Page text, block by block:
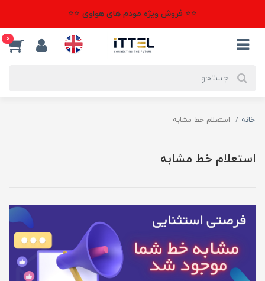
⭐⭐ فروش ویژه مودم های هواوی ⭐⭐
0
خانه استعلام خط مشابه
استعلام خط مشابه